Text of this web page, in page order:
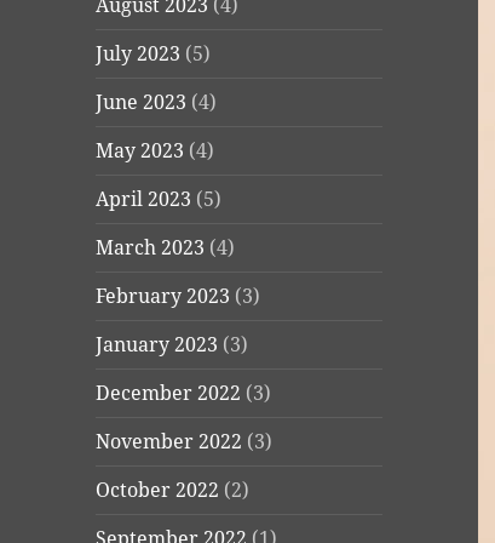
August 2023 (4)
July 2023 (5)
June 2023 (4)
May 2023 (4)
April 2023 (5)
March 2023 (4)
February 2023 (3)
January 2023 (3)
December 2022 (3)
November 2022 (3)
October 2022 (2)